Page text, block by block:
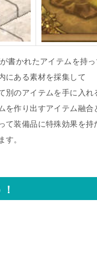
書かれたアイテムを持っ
にある素材を採集して
のアイテムを手に入れ
を作り出すアイテム融合
て装備品に特殊効果を持
す。